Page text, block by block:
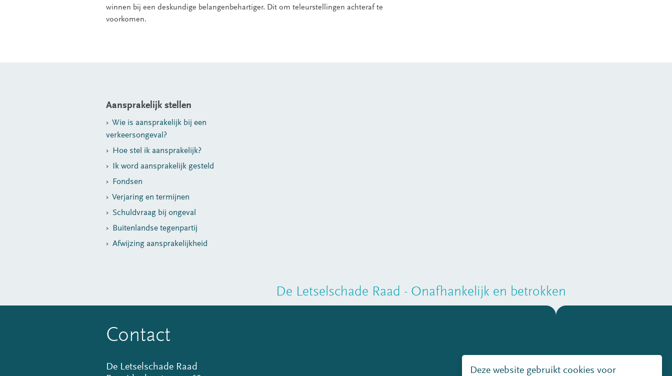
Deze website gebruikt cookies voor
winnen bij een deskundige belangenbehartiger. Dit om teleurstellingen achteraf te
voorkomen.
Aansprakelijk stellen
Wie is aansprakelijk bij een
verkeersongeval?
Hoe stel ik aansprakelijk?
Ik word aansprakelijk gesteld
Fondsen
Verjaring en termijnen
Schuldvraag bij ongeval
Buitenlandse tegenpartij
Afwijzing aansprakelijkheid
De Letselschade Raad - Onafhankelijk en betrokken
Contact
De Letselschade Raad